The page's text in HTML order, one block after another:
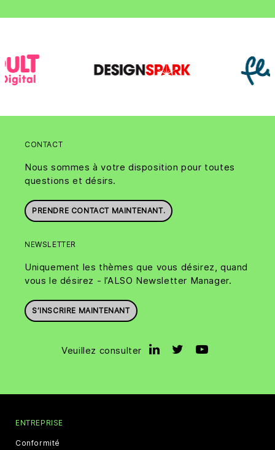
CONTACT
Nous sommes à votre disposition pour toutes
questions et désirs.
PRENDRE CONTACT MAINTENANT.
NEWSLETTER
Uniquement les thèmes que vous désirez, quand
vous le désirez - l’ALSO Newsletter Manager.
S’INSCRIRE MAINTENANT
Veuillez consulter
ENTREPRISE
Conformité